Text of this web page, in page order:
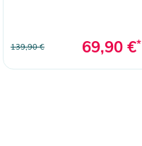
139,90 € 69,90 €*